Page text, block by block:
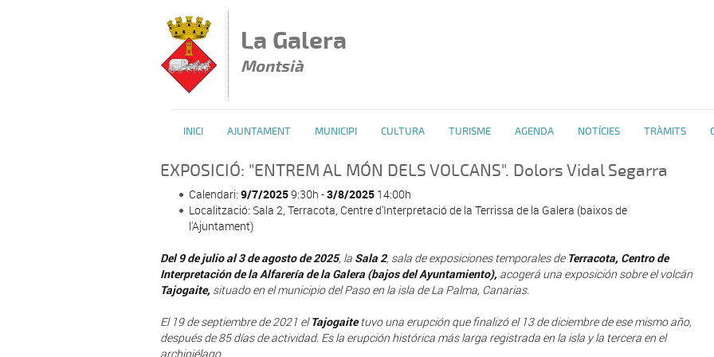
La Galera
Montsià
INICI AJUNTAMENT MUNICIPI CULTURA TURISME AGENDA NOTÍCIES TRÀMITS
EXPOSICIÓ: "ENTREM AL MÓN DELS VOLCANS". Dolors Vidal Segarra
Calendari: 9/7/20259:30h -3/8/2025 14:00h
Localització: Sala 2, Terracota, Centre d'Interpretació de la Terrissa de la Galera (baixos de
l'Ajuntament)
Del 9 de julio al 3 de agosto de 2025, la Sala 2, sala de exposiciones temporales deTerracota, Centro de
Interpretación de la Alfarería de la Galera (bajos del Ayuntamiento), acogerá una exposición sobre el volcán
Tajogaite, situado en el municipio del Paso en la isla de La Palma, Canarias.
El 19 de septiembre de 2021 elTajogaitetuvo una erupción que finalizó el 13 de diciembre de ese mismo año,
después de 85 días de actividad. Es la erupción histórica más larga registrada en la isla y la tercera en el
archipiélago.